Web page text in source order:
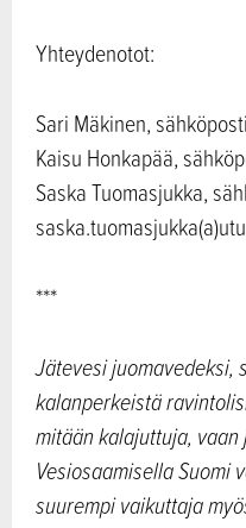
Yhteydenotot:
Sari Mäkinen,
Kaisu Honkapää,
Saska Tuomasjukka,
***
Jätevesi juomavedeksi,
kalanperkeistä
mitään kalajuttuja,
Vesiosaamisella Suomi
suurempi vaikuttaja